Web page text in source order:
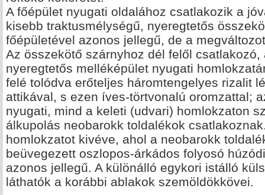
A főépület nyugati oldalához csatlakozik a
kisebb traktusmélységű, nyeregtetős
főépületével azonos jellegű, de a
Az összekötő szárnyhoz dél felől
nyeregtetős melléképület nyugati
felé tolódva erőteljes háromtengelyes rizalit
attikával, s ezen íves-törtvonalú oromzattal;
nyugati, mind a keleti (udvari) homlokzaton
álkupolás neobarokk toldalékok
homlokzatot kivéve, ahol a neobarokk
beüvegezett oszlopos-árkádos folyosó
azonos jellegű. A különálló egykori istálló
láthatók a korábbi ablakok szemöldökkövei.